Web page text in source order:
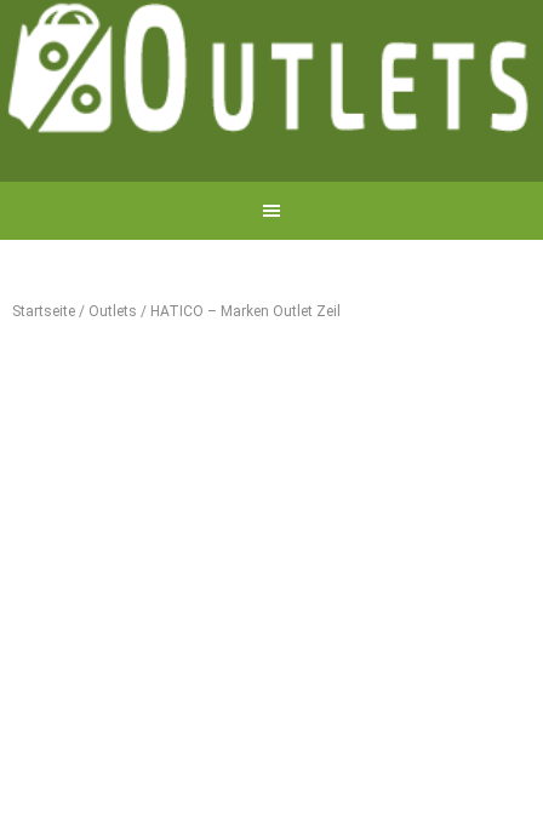
Startseite / Outlets / HATICO – Marken Outlet Zeil